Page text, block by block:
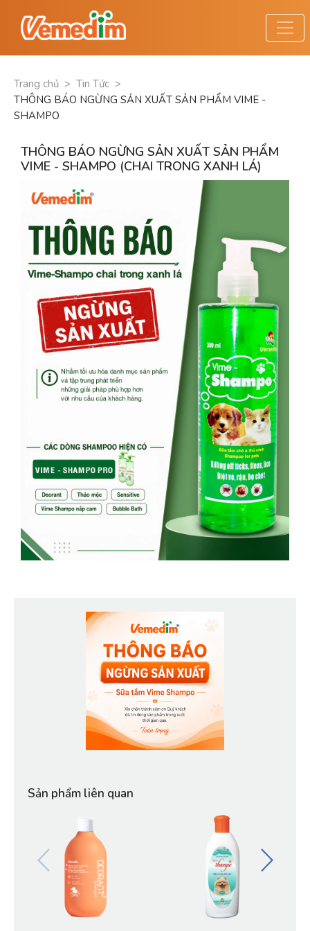
Trang chủ > Tin Tức >
THÔNG BÁO NGỪNG SẢN XUẤT SẢN PHẨM VIME -
SHAMPO
THÔNG BÁO NGỪNG SẢN XUẤT SẢN PHẨM
VIME - SHAMPO (CHAI TRONG XANH LÁ)
Sản phẩm liên quan